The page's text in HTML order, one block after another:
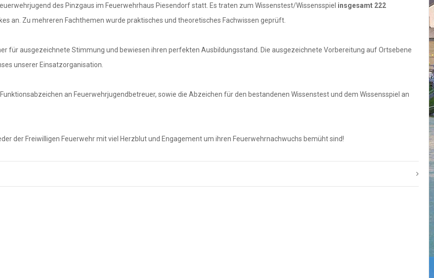
des Pinzgaus im Feuerwehrhaus Piesendorf statt. Es traten zum Wissenstest/Wissensspiel insgesamt 222
an. Zu mehreren Fachthemen wurde praktisches und theoretisches Fachwissen geprüft.
für ausgezeichnete Stimmung und bewiesen ihren perfekten Ausbildungsstand. Die ausgezeichnete Vorbereitung auf Ortsebene
unserer Einsatzorganisation.
an Feuerwehrjugendbetreuer, sowie die Abzeichen für den bestandenen Wissenstest und dem Wissensspiel an
der Freiwilligen Feuerwehr mit viel Herzblut und Engagement um ihren Feuerwehrnachwuchs bemüht sind!